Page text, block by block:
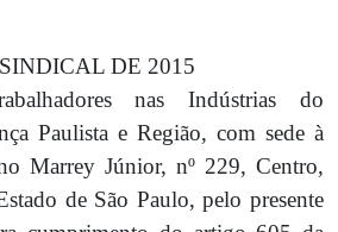
DE 2015
nas Indústrias do
Paulista e Região, com sede à
Marrey Júnior, nº 229, Centro,
de São Paulo, pelo presente